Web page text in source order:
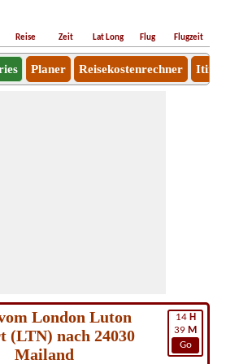
Reise Zeit Lat Long Flug Flugzeit
Planer Reisekostenrechner
14 H
39 M
Go
London Luton
(LTN) nach 24030
Mailand